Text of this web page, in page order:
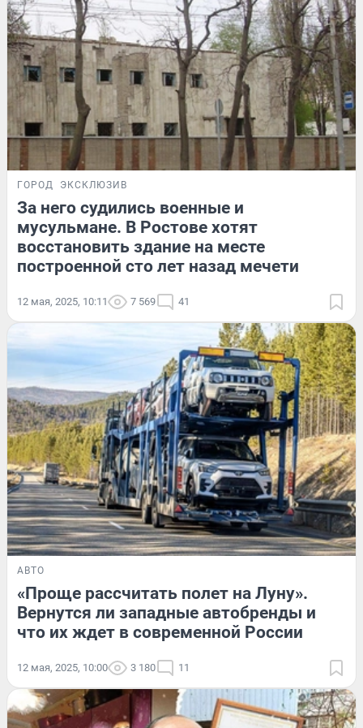
ГОРОД ЭКСКЛЮЗИВ
За него судились военные и
мусульмане. В Ростове хотят
восстановить здание на месте
построенной сто лет назад мечети
12 мая, 2025, 10:11 7 569 41
АВТО
«Проще рассчитать полет на Луну».
Вернутся ли западные автобренды и
что их ждет в современной России
12 мая, 2025, 10:00 3 180 11